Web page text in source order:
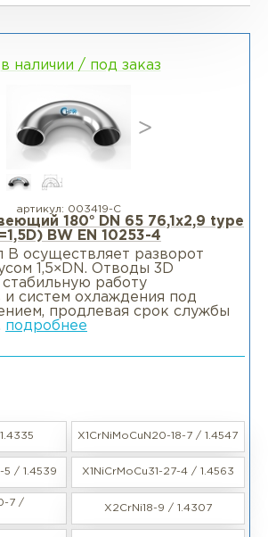
раструбные SW
свободные LJ
воротниковые удлиненные
воротниковые WN
в наличии / под заказ
артикул: 003419-С
180° DN 65 76,1x2,9 type
BW EN 10253-4
В осуществляет разворот
1,5×DN. Отводы 3D
работу
систем охлаждения под
продлевая срок службы
подробнее
X1CrNiMoCuN20-18-7 / 1.4547
5 / 1.4539 X1NiCrMoCu31-27-4 / 1.4563
7 /
X2CrNi18-9 / 1.4307